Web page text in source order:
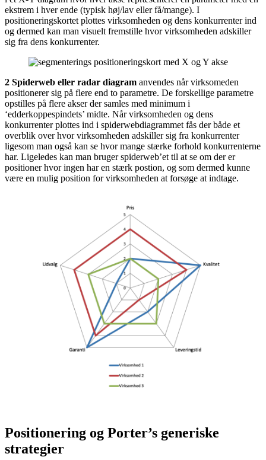
ekstrem i hver ende (typisk høj/lav eller få/mange). I
positioneringskortet plottes virksomheden og dens konkurrenter ind
og dermed kan man visuelt fremstille hvor virksomheden adskiller
sig fra dens konkurrenter.
2 Spiderweb eller radar diagram anvendes når virksomeden
positionerer sig på flere end to parametre. De forskellige parametre
opstilles på flere akser der samles med minimum i
‘edderkoppespindets’ midte. Når virksomheden og dens
konkurrenter plottes ind i spiderwebdiagrammet fås der både et
overblik over hvor virksomheden adskiller sig fra konkurrenter
ligesom man også kan se hvor mange stærke forhold konkurrenterne
har. Ligeledes kan man bruger spiderweb’et til at se om der er
positioner hvor ingen har en stærk postion, og som dermed kunne
være en mulig position for virksomheden at forsøge at indtage.
Positionering og Porter’s generiske
strategier